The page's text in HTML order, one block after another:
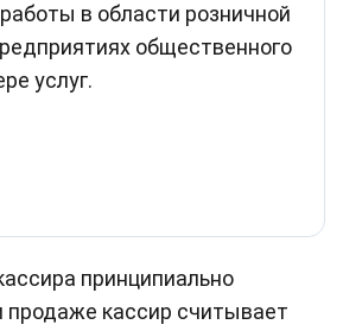
в области розничной
общественного
услуг.
принципиально
продаже кассир считывает